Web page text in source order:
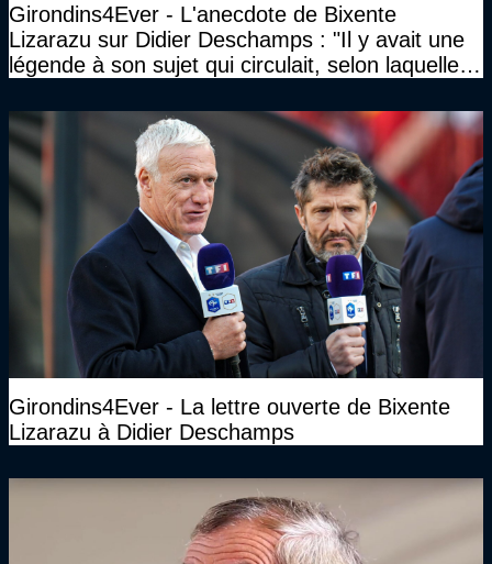
Girondins4Ever - L'anecdote de Bixente
Lizarazu sur Didier Deschamps : "Il y avait une
légende à son sujet qui circulait, selon laquelle il
Girondins4Ever - La lettre ouverte de Bixente
Lizarazu à Didier Deschamps